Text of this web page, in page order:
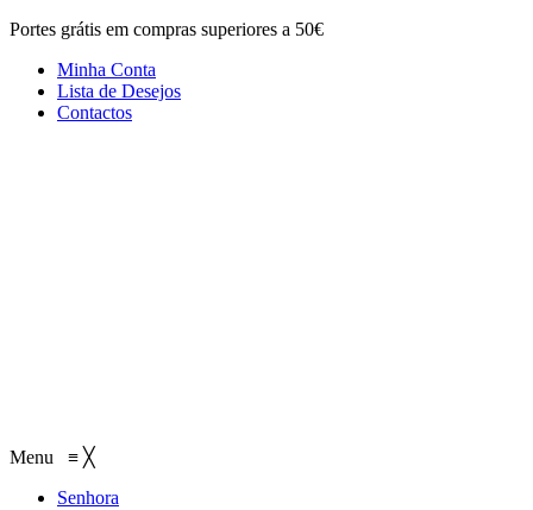
Portes grátis em compras superiores a 50€
Minha Conta
Lista de Desejos
Contactos
Menu ≡ ╳
Senhora